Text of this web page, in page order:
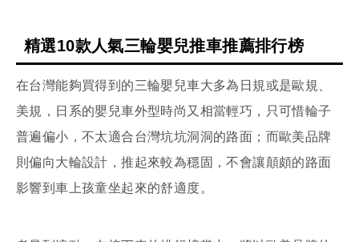
精選10款人氣三輪嬰兒推車推薦排行榜
在台灣能夠買得到的三輪嬰兒車大多為日規或是歐規、
美規，日系的嬰兒車外型時尚又相當輕巧，只可惜輪子
普遍偏小，不太適合台灣坑坑洞洞的路面；而歐美品牌
則偏向大輪設計，推起來較為穩固，不會讓顛頗的路面
影響到車上孩童坐起來的舒適度。